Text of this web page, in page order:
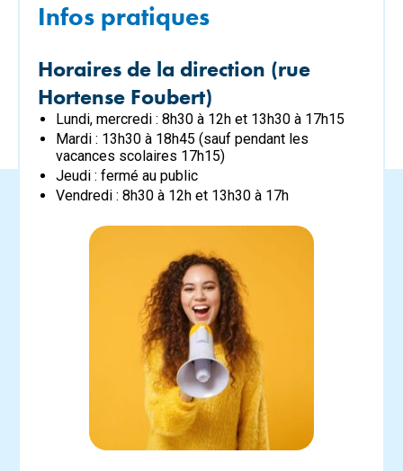
Infos pratiques
Horaires de la direction (rue
Hortense Foubert)
Lundi, mercredi : 8h30 à 12h et 13h30 à 17h15
Mardi : 13h30 à 18h45 (sauf pendant les
vacances scolaires 17h15)
Jeudi : fermé au public
Vendredi : 8h30 à 12h et 13h30 à 17h